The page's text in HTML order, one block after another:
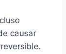
causar